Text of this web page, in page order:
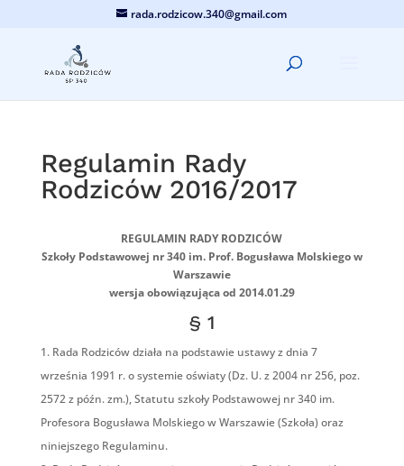
rada.rodzicow.340@gmail.com
Regulamin Rady
Rodziców 2016/2017
REGULAMIN RADY RODZICÓW
Szkoły Podstawowej nr 340 im. Prof. Bogusława Molskiego w
Warszawie
wersja obowiązująca od 2014.01.29
§ 1
Rada Rodziców działa na podstawie ustawy z dnia 7
września 1991 r. o systemie oświaty (Dz. U. z 2004 nr 256, poz.
2572 z późn. zm.), Statutu szkoły Podstawowej nr 340 im.
Profesora Bogusława Molskiego w Warszawie (Szkoła) oraz
niniejszego Regulaminu.